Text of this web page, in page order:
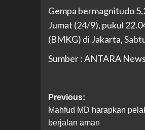
Gempa bermagnitudo
Jumat (24/9), pukul
(BMKG) di Jakarta,
Sumber : ANTARA
Previous:
Mahfud MD harapkan
berjalan aman